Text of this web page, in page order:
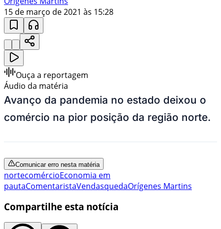
15 de março de 2021 às 15:28
Ouça a reportagem
Áudio da matéria
Avanço da pandemia no estado deixou o
comércio na pior posição da região norte.
Comunicar erro nesta matéria
nortecomércioEconomia em
pautaComentaristaVendasquedaOrígenes Martins
Compartilhe esta notícia